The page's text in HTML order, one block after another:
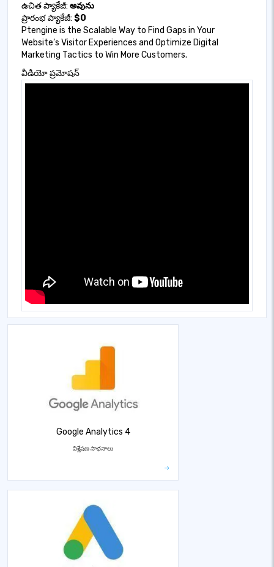
ఉచిత ప్యాకేజీ: అవును
ప్రారంభ ప్యాకేజీ: $0
Ptengine is the Scalable Way to Find Gaps in Your
Website’s Visitor Experiences and Optimize Digital
Marketing Tactics to Win More Customers.
వీడియో ప్రమోషన్
Google Analytics 4
విశ్లేషణ సాధనాలు